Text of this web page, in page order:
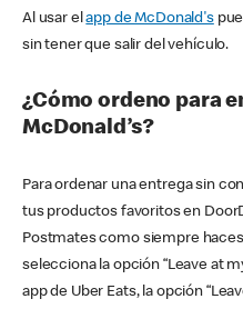
Al usar elapp de McDonald's
sin tener que salir del vehículo.
¿Cómo ordeno para
McDonald’s?
Para ordenar una entrega sin
tus productos favoritos en
Postmates como siempre
selecciona la opción “Leave at
app de Uber Eats, la opción